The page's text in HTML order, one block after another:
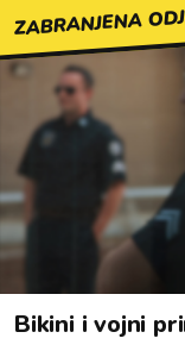
ZABRANJENA
Bikini i vojni